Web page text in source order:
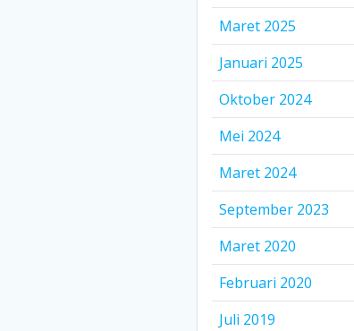
Maret 2025
Januari 2025
Oktober 2024
Mei 2024
Maret 2024
September 2023
Maret 2020
Februari 2020
Juli 2019